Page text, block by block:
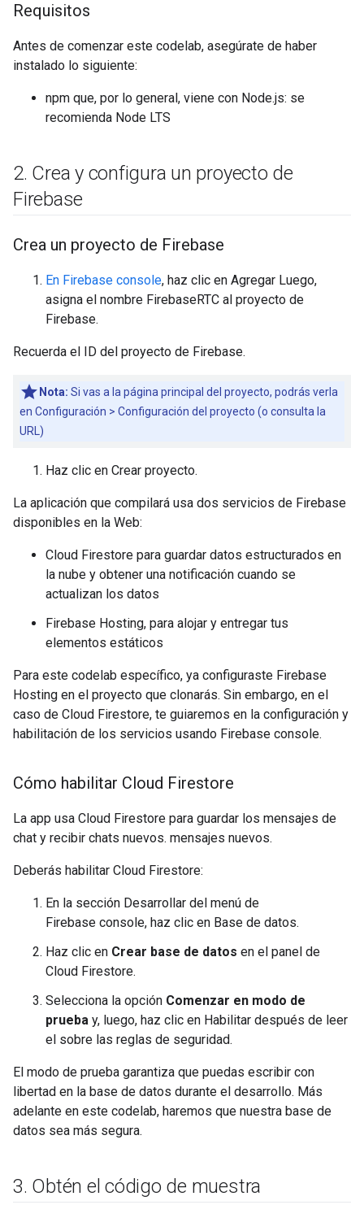
Requisitos
Antes de comenzar este codelab, asegúrate de haber
instalado lo siguiente:
npm que, por lo general, viene con Node.js: se
recomienda Node LTS
2. Crea y configura un proyecto de
Firebase
Crea un proyecto de Firebase
En Firebase console, haz clic en Agregar Luego,
asigna el nombre FirebaseRTC al proyecto de
Firebase.
Recuerda el ID del proyecto de Firebase.
Nota: Si vas a la página principal del proyecto, podrás verla
en Configuración > Configuración del proyecto (o consulta la
URL)
Haz clic en Crear proyecto.
La aplicación que compilará usa dos servicios de Firebase
disponibles en la Web:
Cloud Firestore para guardar datos estructurados en
la nube y obtener una notificación cuando se
actualizan los datos
Firebase Hosting, para alojar y entregar tus
elementos estáticos
Para este codelab específico, ya configuraste Firebase
Hosting en el proyecto que clonarás. Sin embargo, en el
caso de Cloud Firestore, te guiaremos en la configuración y
habilitación de los servicios usando Firebase console.
Cómo habilitar Cloud Firestore
La app usa Cloud Firestore para guardar los mensajes de
chat y recibir chats nuevos. mensajes nuevos.
Deberás habilitar Cloud Firestore:
En la sección Desarrollar del menú de
Firebase console, haz clic en Base de datos.
Haz clic en Crear base de datos en el panel de
Cloud Firestore.
Selecciona la opción Comenzar en modo de
prueba y, luego, haz clic en Habilitar después de leer
el sobre las reglas de seguridad.
El modo de prueba garantiza que puedas escribir con
libertad en la base de datos durante el desarrollo. Más
adelante en este codelab, haremos que nuestra base de
datos sea más segura.
3. Obtén el código de muestra